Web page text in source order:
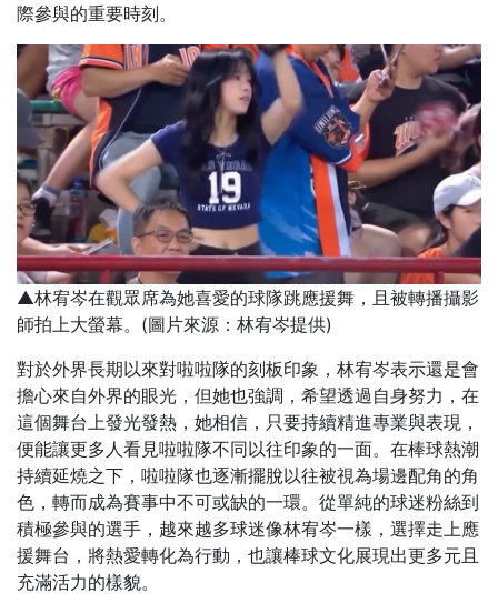
際參與的重要時刻。
▲林宥岑在觀眾席為她喜愛的球隊跳應援舞，且被轉播攝影
師拍上大螢幕。(圖片來源：林宥岑提供)
對於外界長期以來對啦啦隊的刻板印象，林宥岑表示還是會
擔心來自外界的眼光，但她也強調，希望透過自身努力，在
這個舞台上發光發熱，她相信，只要持續精進專業與表現，
便能讓更多人看見啦啦隊不同以往印象的一面。在棒球熱潮
持續延燒之下，啦啦隊也逐漸擺脫以往被視為場邊配角的角
色，轉而成為賽事中不可或缺的一環。從單純的球迷粉絲到
積極參與的選手，越來越多球迷像林宥岑一樣，選擇走上應
援舞台，將熱愛轉化為行動，也讓棒球文化展現出更多元且
充滿活力的樣貌。